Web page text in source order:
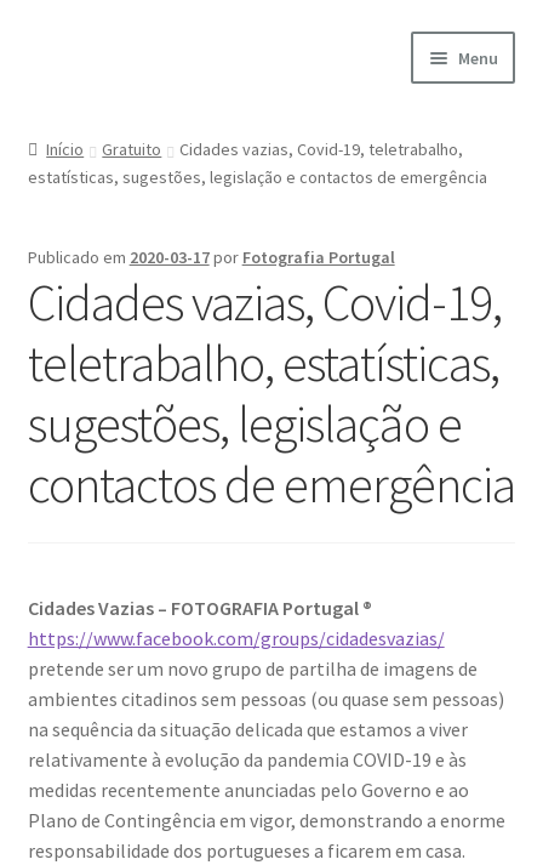
Menu
A minha conta
Carrinho
Checkout
Cookie Policy
Courses
Dicas
Dicas de Fotografia
Dicas Photoshop
FEIRA DO LIVRO: Última semana da Campanha 50-15
Início Gratuito
Cidades vazias, Covid-19, teletrabalho,
estatísticas, sugestões, legislação e contactos de emergência
Publicado em 2020-03-17por Fotografia Portugal
Cidades vazias, Covid-19,
teletrabalho, estatísticas,
sugestões, legislação e
contactos de emergência
Cidades Vazias – FOTOGRAFIA Portugal ®
https://www.facebook.com/groups/cidadesvazias/
pretende ser um novo grupo de partilha de imagens de
ambientes citadinos sem pessoas (ou quase sem pessoas)
na sequência da situação delicada que estamos a viver
relativamente à evolução da pandemia COVID-19 e às
medidas recentemente anunciadas pelo Governo e ao
Plano de Contingência em vigor, demonstrando a enorme
responsabilidade dos portugueses a ficarem em casa.